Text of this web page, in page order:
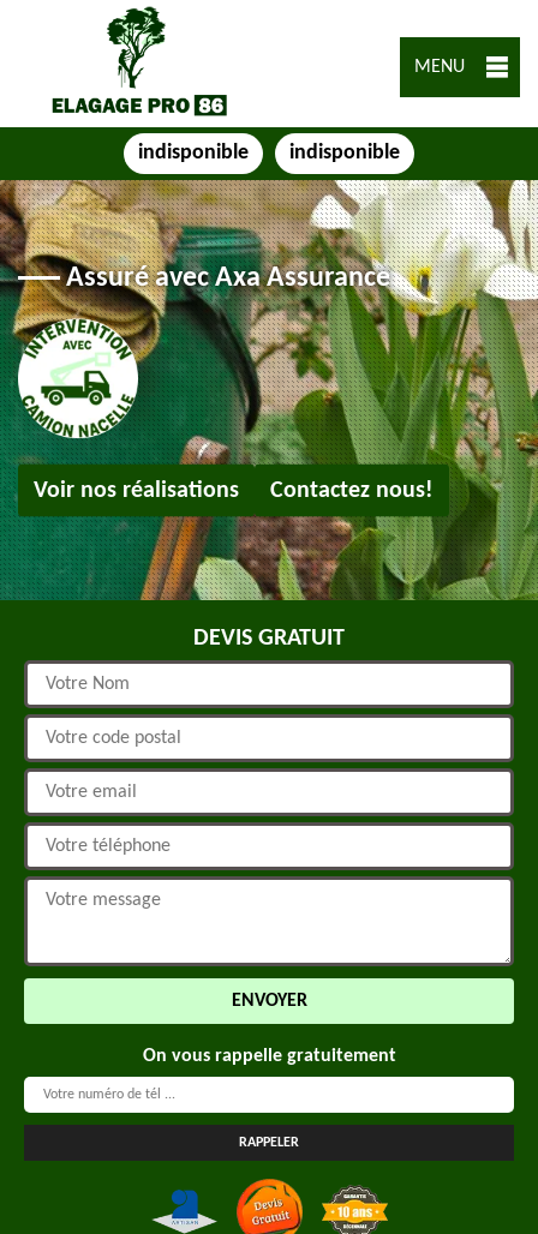
MENU
indisponible indisponible
Assuré avec Axa Assurance
Voir nos réalisations Contactez nous!
DEVIS GRATUIT
On vous rappelle gratuitement